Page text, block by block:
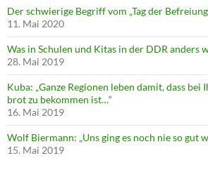
Der schwierige Begriff vom „Tag der
11. Mai 2020
Was in Schulen und Kitas in der DDR anders
28. Mai 2019
Kuba: „Ganze Regionen leben damit, dass bei
brot zu bekommen ist…“
16. Mai 2019
Wolf Biermann: „Uns ging es noch nie so gut
15. Mai 2019